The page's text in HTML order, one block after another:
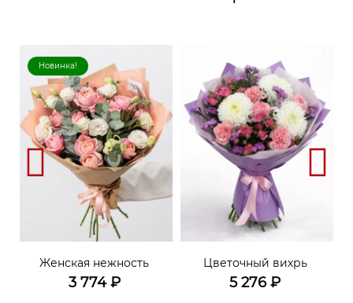
Новинка!
Женская нежность
3 774₽
Цветочный вихрь
5 276₽